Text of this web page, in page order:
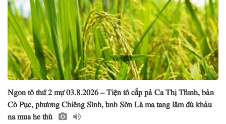
Ngon tô thứ 2 mự 03.8.2026 – Tiện tô cắp pả Ca Thị Thỉnh, bản
Cò Pục, phương Chiêng Sình, tỉnh Sờn Là ma tang lăm đù khảu
na mua he thù